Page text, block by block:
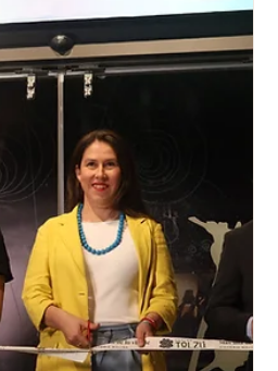
importantes de México llega a
presenta "Graciela Iturbide,
exposición realizada en alianza con
a través de Patrimonio y
para celebrar y reconocer la
fotógrafas mexicanas más
Recientemente
Princesa de Asturias de las Artes
es reconocida